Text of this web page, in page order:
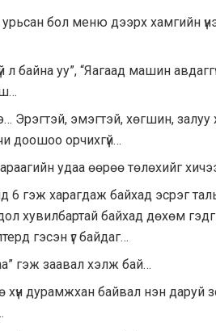
бол меню дээрх хамгийн
л байна уу”, “Яагаад машин
Эрэгтэй, эмэгтэй, хөгшин, залуу
доошоо орчихгүй…
удаа өөрөө төлөхийг
6 гэж харагдаж байхад эсрэг
хувилбартай байхад дөхөм
гэсэн үг байдаг…
гэж заавал хэлж бай…
хүн дурамжхан байвал нэн даруй